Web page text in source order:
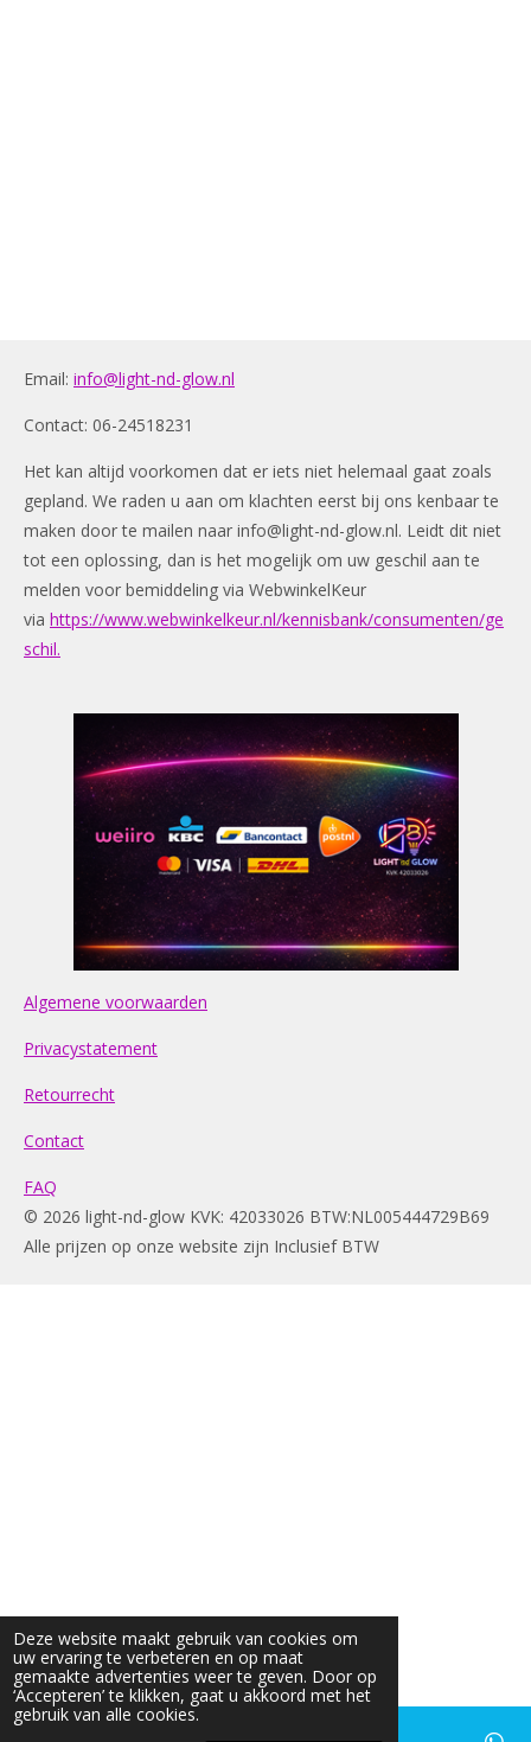
Deze website maakt gebruik van cookies om
uw ervaring te verbeteren en op maat
gemaakte advertenties weer te geven. Door op
‘Accepteren’ te klikken, gaat u akkoord met het
gebruik van alle cookies.
Email: info@light-nd-glow.nl
Contact: 06-24518231
Het kan altijd voorkomen dat er iets niet helemaal gaat zoals
gepland. We raden u aan om klachten eerst bij ons kenbaar te
maken door te mailen naar info@light-nd-glow.nl. Leidt dit niet
tot een oplossing, dan is het mogelijk om uw geschil aan te
melden voor bemiddeling via WebwinkelKeur
via https://www.webwinkelkeur.nl/kennisbank/consumenten/ge
schil.
Algemene voorwaarden
Privacystatement
Retourrecht
Contact
FAQ
© 2026 light-nd-glow KVK: 42033026 BTW:NL005444729B69
Alle prijzen op onze website zijn Inclusief BTW